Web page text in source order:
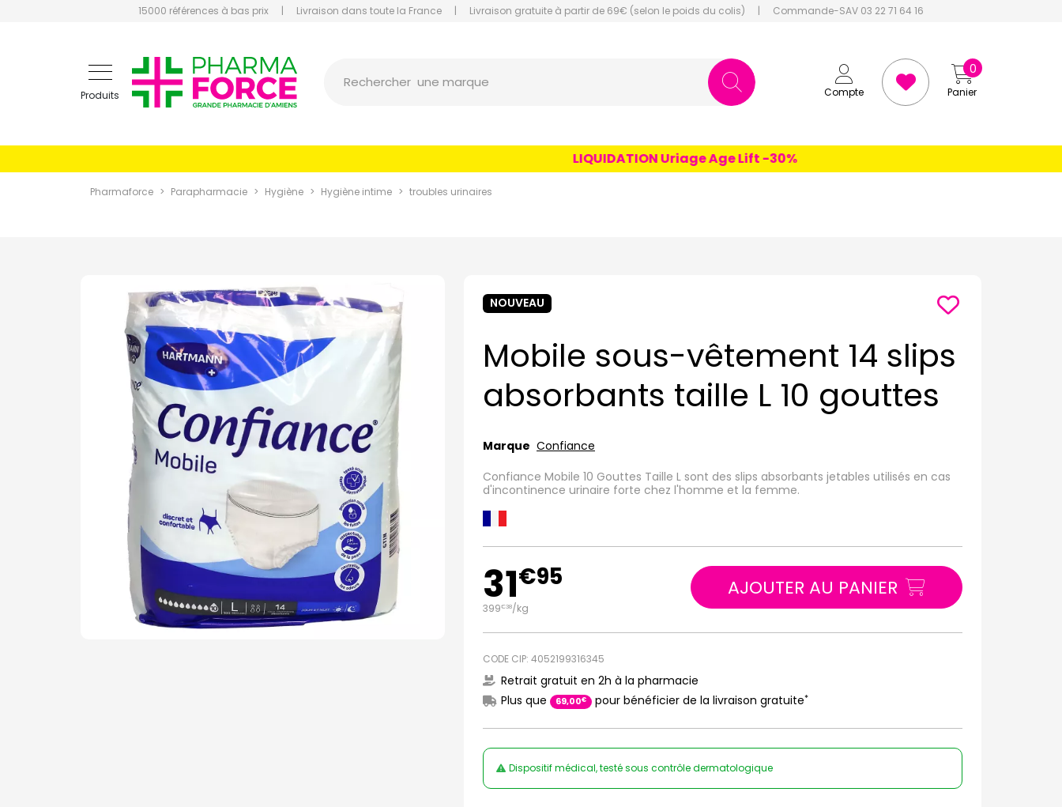
15000 références à bas prix | Livraison dans toute la France | Livraison gratuite à partir de 69€ (selon le poids du colis) | Commande-SAV 03 22 71 64 16
Produits Compte Panier
0
Rechercher un conseil
une marque
LIQUIDATION Uriage Age Lift -30%
Pharmaforce Parapharmacie Hygiène Hygiène intime troubles urinaires
NOUVEAU
Mobile sous-vêtement 14 slips
absorbants taille L 10 gouttes
Marque Confiance
Confiance Mobile 10 Gouttes Taille L sont des slips absorbants jetables utilisés en cas
d'incontinence urinaire forte chez l'homme et la femme.
31€95
399€38/kg
AJOUTER AU PANIER
CODE CIP: 4052199316345
Retrait gratuit en 2h à la pharmacie
Plus que
69,00€ pour bénéficier de la livraison gratuite*
Dispositif médical, testé sous contrôle dermatologique